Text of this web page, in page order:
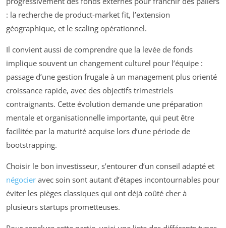
: la recherche de product-market fit, l’extension
géographique, et le scaling opérationnel.
Il convient aussi de comprendre que la levée de fonds
implique souvent un changement culturel pour l’équipe :
passage d’une gestion frugale à un management plus orienté
croissance rapide, avec des objectifs trimestriels
contraignants. Cette évolution demande une préparation
mentale et organisationnelle importante, qui peut être
facilitée par la maturité acquise lors d’une période de
bootstrapping.
Choisir le bon investisseur, s’entourer d’un conseil adapté et
négocier avec soin sont autant d’étapes incontournables pour
éviter les pièges classiques qui ont déjà coûté cher à
plusieurs startups prometteuses.